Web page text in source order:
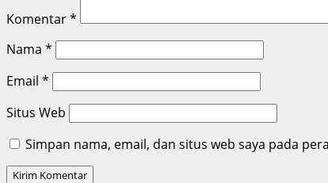
Komentar*
Nama *
Email *
Situs Web
Simpan nama, email, dan situs web saya pada